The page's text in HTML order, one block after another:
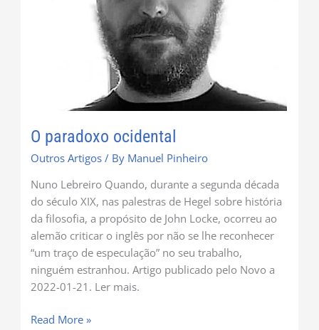
O paradoxo ocidental
Outros Artigos / By Manuel Pinheiro
Nuno Lebreiro Quando, durante a segunda década
do século XIX, nas palestras de Hegel sobre história
da filosofia, a propósito de John Locke, ocorreu ao
alemão criticar o inglês por não se lhe reconhecer
“um traço de especulação” no seu trabalho,
ninguém estranhou. Artigo publicado pelo Novo a
2022-01-21. Ler mais.
Read More »